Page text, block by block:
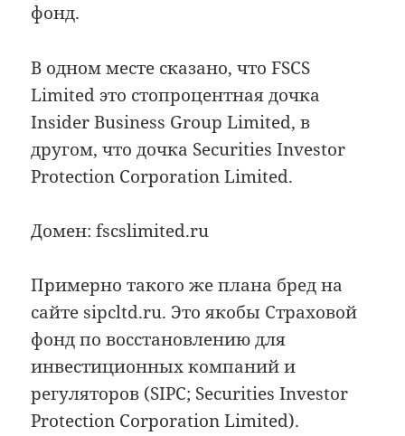
фонд.
В одном месте сказано, что FSCS
Limited это стопроцентная дочка
Insider Business Group Limited, в
другом, что дочка Securities Investor
Protection Corporation Limited.
Домен: fscslimited.ru
Примерно такого же плана бред на
сайте sipcltd.ru. Это якобы Страховой
фонд по восстановлению для
инвестиционных компаний и
регуляторов (SIPC; Securities Investor
Protection Corporation Limited).